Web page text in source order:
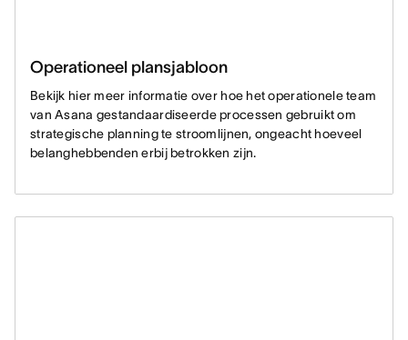
Operationeel plansjabloon
Bekijk hier meer informatie over hoe het operationele team
van Asana gestandaardiseerde processen gebruikt om
strategische planning te stroomlijnen, ongeacht hoeveel
belanghebbenden erbij betrokken zijn.